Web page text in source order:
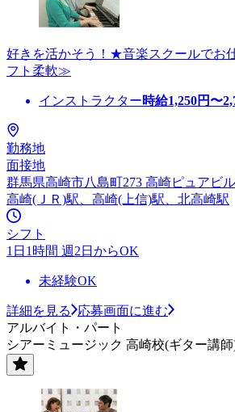
好きを活かそう！★音楽スクールでお
フト柔軟≫
インストラクター時給1,250円〜
勤務地
面接地
群馬県高崎市八島町273 高崎ピュアビ
高崎(ＪＲ)駅、高崎(上信)駅、北高崎駅
シフト
1日1時間 週2日からOK
未経験OK
詳細を見る
応募画面に進む
アルバイト・パート
シアーミュージック 高崎校(ギター講